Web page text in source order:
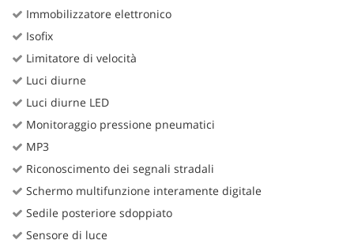
Immobilizzatore elettronico
Isofix
Limitatore di velocità
Luci diurne
Luci diurne LED
Monitoraggio pressione pneumatici
MP3
Riconoscimento dei segnali stradali
Schermo multifunzione interamente digitale
Sedile posteriore sdoppiato
Sensore di luce